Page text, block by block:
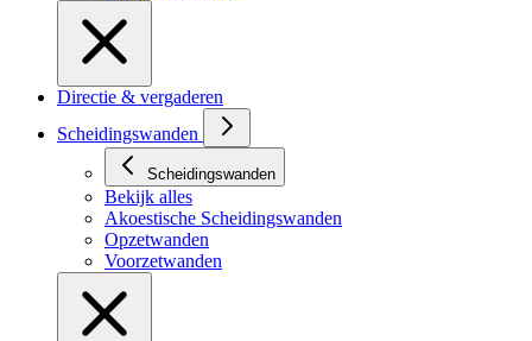
Directie & vergaderen
Scheidingswanden
Scheidingswanden
Bekijk alles
Akoestische Scheidingswanden
Opzetwanden
Voorzetwanden